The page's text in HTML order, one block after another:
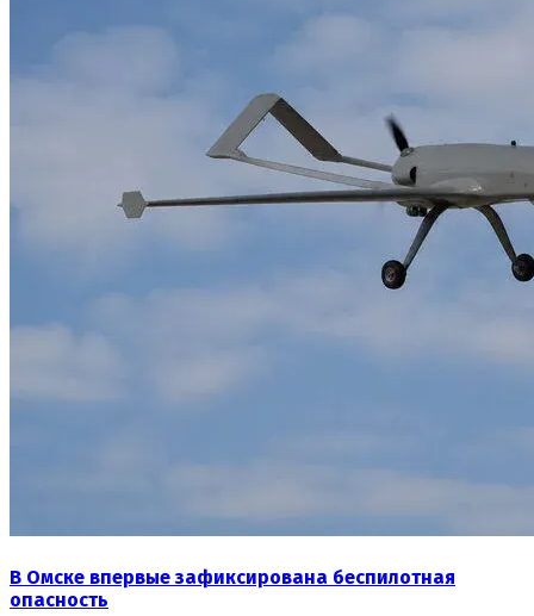
В Омске впервые зафиксирована беспилотная
опасность